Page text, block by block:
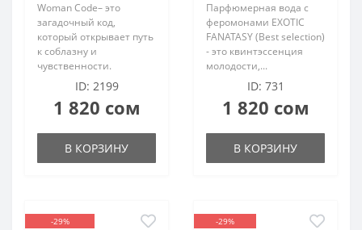
Womаn Code– это
загадочный код,
который открывает путь
к соблазну и
чувственности.
ID: 2199
1 820 сом
В КОРЗИНУ
Парфюмерная вода с
феромонами EXOTIC
FANATASY (Best selection)
- это квинтэссенция
молодости,...
ID: 731
1 820 сом
В КОРЗИНУ
-29% -29%